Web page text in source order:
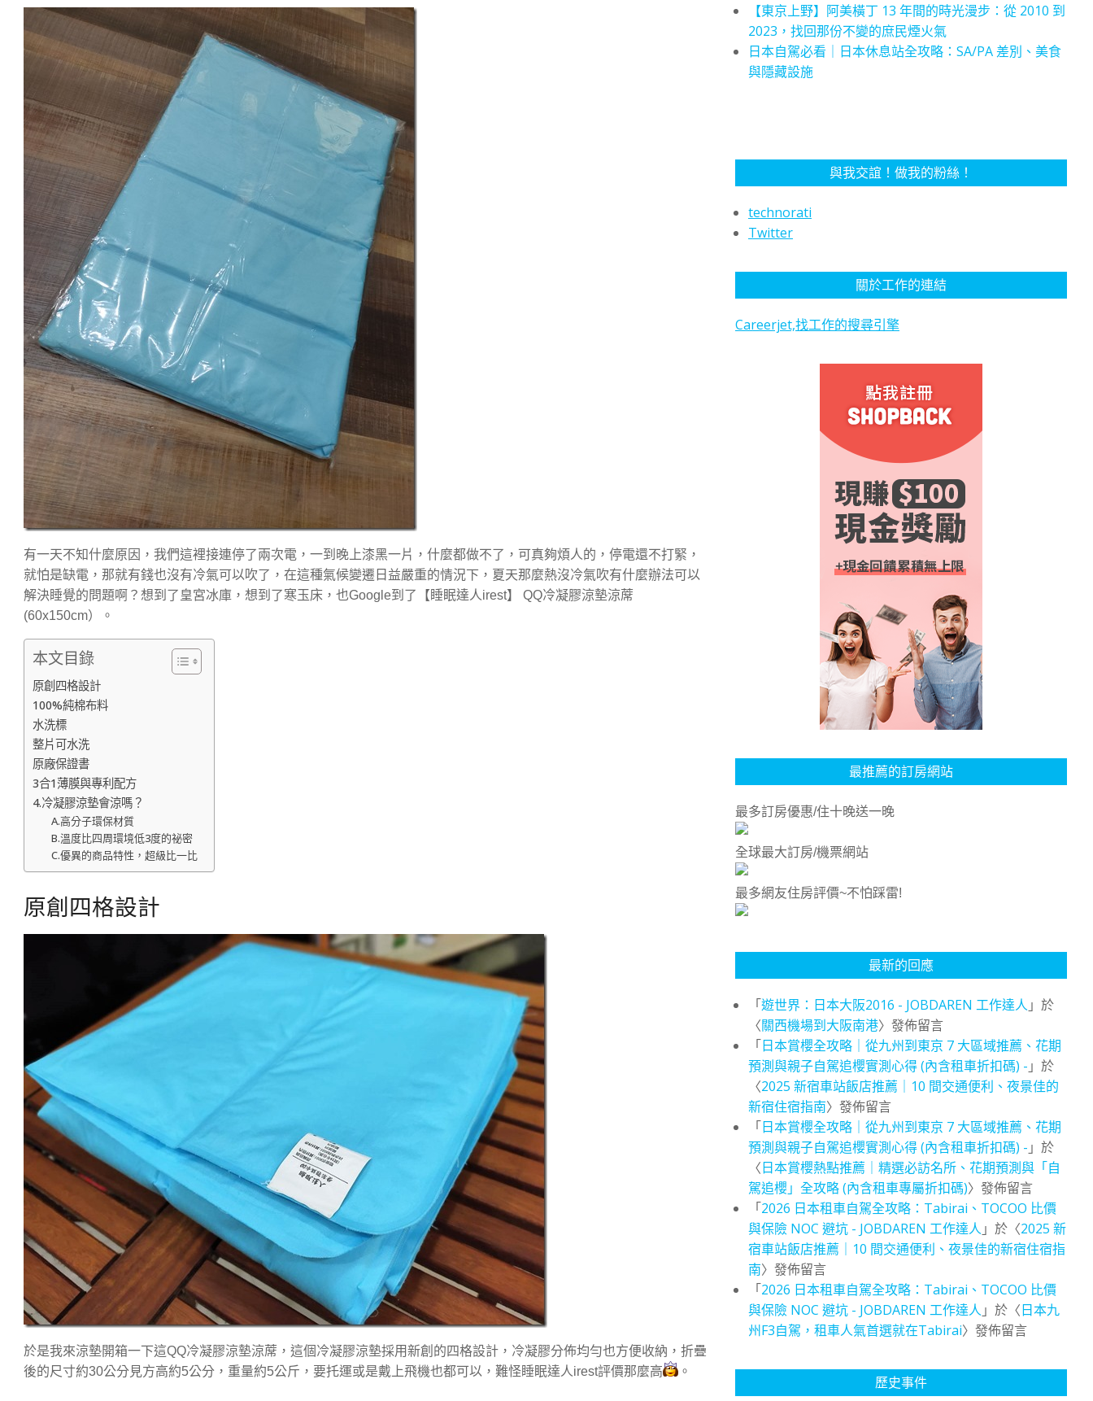
有一天不知什麼原因，我們這裡接連停了兩次電，一到晚上漆黑一片，什麼都做不了，可真夠煩人的，停電還不打緊，
就怕是缺電，那就有錢也沒有冷氣可以吹了，在這種氣候變遷日益嚴重的情況下，夏天那麼熱沒冷氣吹有什麼辦法可以
解決睡覺的問題啊？想到了皇宮冰庫，想到了寒玉床，也Google到了【睡眠達人irest】 QQ冷凝膠涼墊涼蓆
(60x150cm）。
本文目錄
原創四格設計
100%純棉布料
水洗標
整片可水洗
原廠保證書
3合1薄膜與專利配方
4.冷凝膠涼墊會涼嗎？
A.高分子環保材質
B.溫度比四周環境低3度的祕密
C.優異的商品特性，超級比一比
原創四格設計
於是我來涼墊開箱一下這QQ冷凝膠涼墊涼蓆，這個冷凝膠涼墊採用新創的四格設計，冷凝膠分佈均勻也方便收納，折疊
後的尺寸約30公分見方高約5公分，重量約5公斤，要托運或是戴上飛機也都可以，難怪睡眠達人irest評價那麼高
。
【東京上野】阿美橫丁 13 年間的時光漫步：從 2010 到
2023，找回那份不變的庶民煙火氣
日本自駕必看｜日本休息站全攻略：SA/PA 差別、美食
與隱藏設施
與我交誼！做我的粉絲！
technorati
Twitter
關於工作的連結
Careerjet,找工作的搜尋引擎
最推薦的訂房網站
最多訂房優惠/住十晚送一晚
全球最大訂房/機票網站
最多網友住房評價~不怕踩雷!
最新的回應
「遊世界：日本大阪2016 - JOBDAREN 工作達人 」於
〈關西機場到大阪南港〉發佈留言
「日本賞櫻全攻略｜從九州到東京 7 大區域推薦、花期
預測與親子自駕追櫻實測心得 (內含租車折扣碼) - 」於
〈2025 新宿車站飯店推薦｜10 間交通便利、夜景佳的
新宿住宿指南〉發佈留言
「日本賞櫻全攻略｜從九州到東京 7 大區域推薦、花期
預測與親子自駕追櫻實測心得 (內含租車折扣碼) - 」於
〈日本賞櫻熱點推薦｜精選必訪名所、花期預測與「自
駕追櫻」全攻略 (內含租車專屬折扣碼)〉發佈留言
「2026 日本租車自駕全攻略：Tabirai、TOCOO 比價
與保險 NOC 避坑 - JOBDAREN 工作達人 」於〈2025 新
宿車站飯店推薦｜10 間交通便利、夜景佳的新宿住宿指
南〉發佈留言
「2026 日本租車自駕全攻略：Tabirai、TOCOO 比價
與保險 NOC 避坑 - JOBDAREN 工作達人 」於〈日本九
州F3自駕，租車人氣首選就在Tabirai〉發佈留言
歷史事件